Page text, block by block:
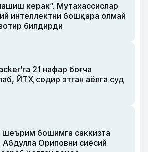
керак”. Мутахассислар
интеллектни бошқара олмай
билдирди
21 нафар боғча
ЙТҲ содир этган аёлга суд
шеърим бошимга саккизта
Абдулла Ориповни сиёсий